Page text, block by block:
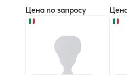
Цена по запросу